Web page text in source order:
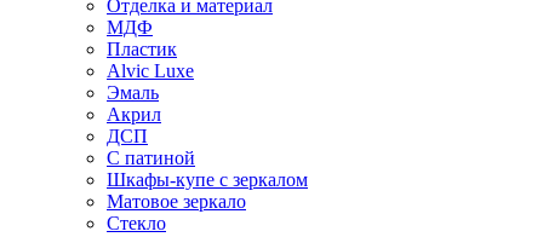
Отделка и материал
МДФ
Пластик
Alvic Luxe
Эмаль
Акрил
ДСП
С патиной
Шкафы-купе с зеркалом
Матовое зеркало
Стекло